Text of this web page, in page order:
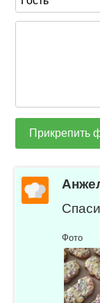
Прикрепить
Фото